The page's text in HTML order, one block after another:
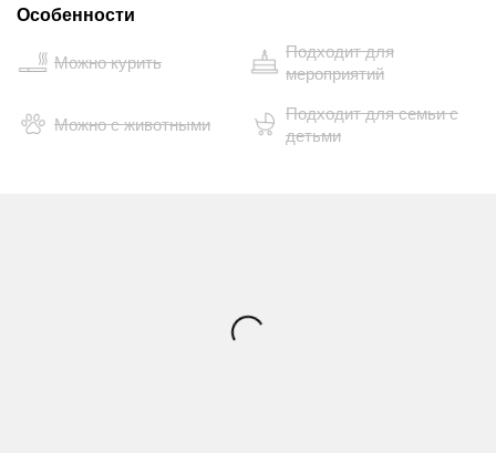
Особенности
Можно курить
Подходит для
мероприятий
Можно с животными
Подходит для семьи с
детьми